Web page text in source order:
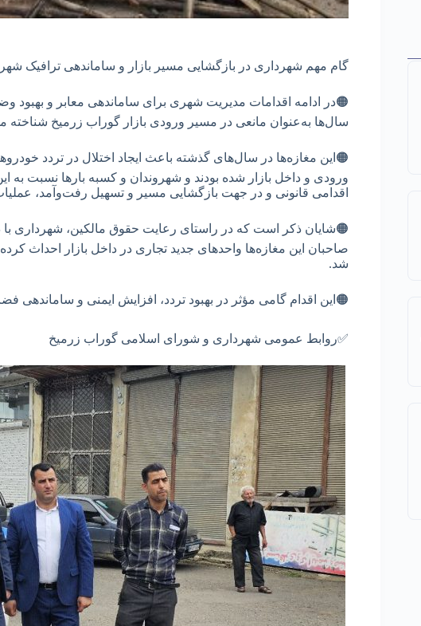
گام مهم شهرداری در بازگشایی مسیر بازار و ساماندهی ترافیک
🟠در ادامه اقدامات مدیریت شهری برای ساماندهی معابر و بهبود
سال‌ها به‌عنوان مانعی در مسیر ورودی بازار گوراب زرمیخ
🟠این مغازه‌ها در سال‌های گذشته باعث ایجاد اختلال در تردد
ورودی و داخل بازار شده بودند و شهروندان و کسبه بارها نسبت به
اقدامی قانونی و در جهت بازگشایی مسیر و تسهیل رفت‌وآمد،
🟠شایان ذکر است که در راستای رعایت حقوق مالکین، شهرداری با
صاحبان این مغازه‌ها واحدهای جدید تجاری در داخل بازار احداث
شد.
🟠این اقدام گامی مؤثر در بهبود تردد، افزایش ایمنی و ساماندهی
✅روابط عمومی شهرداری و شورای اسلامی گوراب زرمیخ